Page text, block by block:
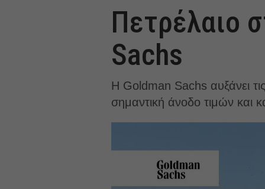
Πετρέλαιο
Sachs
Η Goldman Sachs αυξάνει
σημαντική άνοδο τιμών και